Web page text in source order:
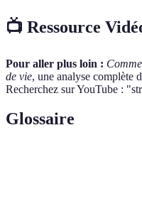
📺 Ressource
Pour aller plus loin :
de vie, une analyse complète
Recherchez sur YouTube :
Glossaire